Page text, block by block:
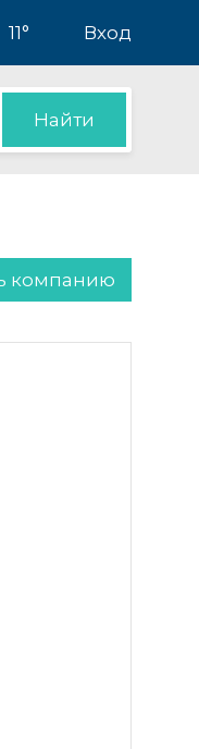
11° Вход
Найти
компанию